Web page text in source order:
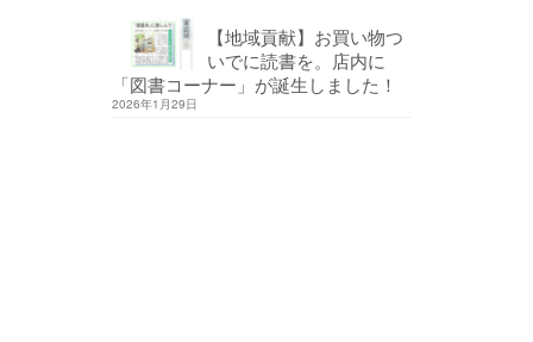
【地域貢献】お買い物つ
いでに読書を。店内に
「図書コーナー」が誕生しました！
2026年1月29日